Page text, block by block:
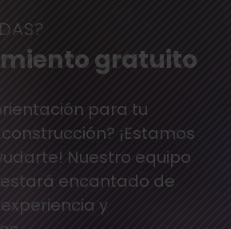
gratuito
para tu
¡Estamos
Nuestro equipo
encantado de
y